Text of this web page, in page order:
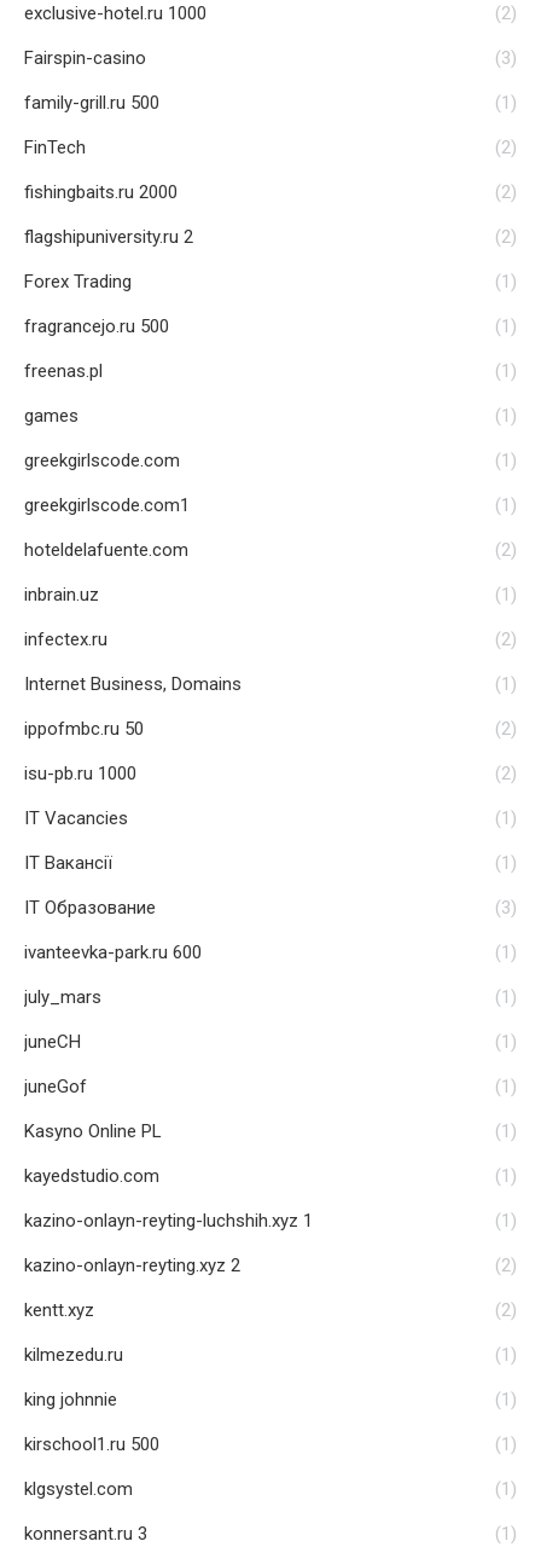
exclusive-hotel.ru 1000 (2)
Fairspin-casino (3)
family-grill.ru 500 (1)
FinTech (2)
fishingbaits.ru 2000 (2)
flagshipuniversity.ru 2 (2)
Forex Trading (1)
fragrancejo.ru 500 (1)
freenas.pl (1)
games (1)
greekgirlscode.com (1)
greekgirlscode.com1 (1)
hoteldelafuente.com (2)
inbrain.uz (1)
infectex.ru (2)
Internet Business, Domains (1)
ippofmbc.ru 50 (2)
isu-pb.ru 1000 (2)
IT Vacancies (1)
IT Вакансії (1)
IT Образование (3)
ivanteevka-park.ru 600 (1)
july_mars (1)
juneCH (1)
juneGof (1)
Kasyno Online PL (1)
kayedstudio.com (1)
kazino-onlayn-reyting-luchshih.xyz 1 (1)
kazino-onlayn-reyting.xyz 2 (2)
kentt.xyz (2)
kilmezedu.ru (1)
king johnnie (1)
kirschool1.ru 500 (1)
klgsystel.com (1)
konnersant.ru 3 (1)